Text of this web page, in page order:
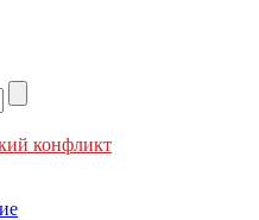
конфликт